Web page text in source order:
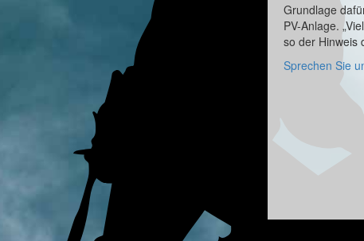
Grundlage
PV-Anlage.
so der Hinweis
Sprechen Sie